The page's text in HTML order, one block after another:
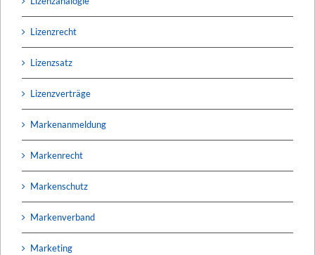
Lizenzrecht
Lizenzsatz
Lizenzverträge
Markenanmeldung
Markenrecht
Markenschutz
Markenverband
Marketing